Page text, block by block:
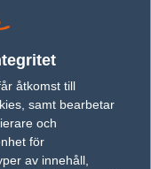
åtkomst till
samt bearbetar
och
för
av innehåll,
16-8